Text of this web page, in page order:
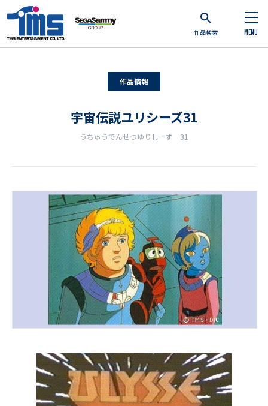
作品検索 MENU
作品情報
宇宙伝説ユリシーズ31
うちゅうでんせつゆりしーず 31